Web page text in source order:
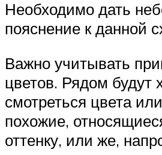
Необходимо дать
пояснение к данной
Важно учитывать
цветов. Рядом будут
смотреться цвета
похожие,
оттенку, или же,